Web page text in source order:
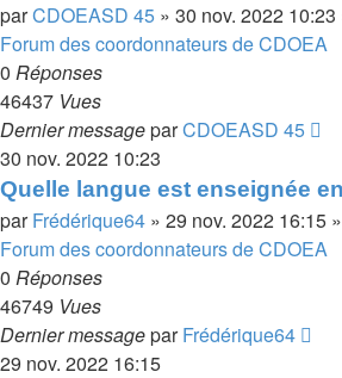
parCDOEASD 45 » 30 nov. 2022 10:23
Forum des coordonnateurs de CDOEA
0 Réponses
46437 Vues
Dernier messageparCDOEASD 45
30 nov. 2022 10:23
Quelle langue est enseignée
parFrédérique64 » 29 nov. 2022 16:15
Forum des coordonnateurs de CDOEA
0 Réponses
46749 Vues
Dernier messageparFrédérique64
29 nov. 2022 16:15